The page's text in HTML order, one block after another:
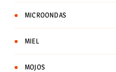
MICROONDAS
MIEL
MOJOS